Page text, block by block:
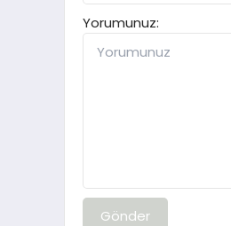
Yorumunuz:
Gönder